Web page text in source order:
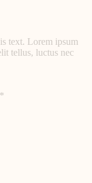
text. Lorem ipsum
tellus, luctus nec